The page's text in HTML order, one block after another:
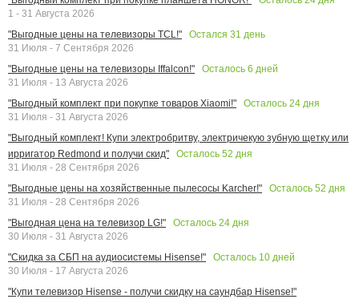
1 - 31 Августа 2026
"Выгодные цены на телевизоры TCL!"
Остался 31 день
31 Июля - 7 Сентября 2026
"Выгодные цены на телевизоры Iffalcon!"
Осталось 6 дней
31 Июля - 13 Августа 2026
"Выгодный комплект при покупке товаров Xiaomi!"
Осталось 24 дня
31 Июля - 31 Августа 2026
"Выгодный комплект! Купи электробритву, электричекую зубную щетку или
ирригатор Redmond и получи скид"
Осталось 52 дня
31 Июля - 28 Сентября 2026
"Выгодные цены на хозяйственные пылесосы Karcher!"
Осталось 52 дня
31 Июля - 28 Сентября 2026
"Выгодная цена на телевизор LG!"
Осталось 24 дня
30 Июля - 31 Августа 2026
"Скидка за СБП на аудиосистемы Hisense!"
Осталось 10 дней
30 Июля - 17 Августа 2026
"Купи телевизор Hisense - получи скидку на саундбар Hisense!"